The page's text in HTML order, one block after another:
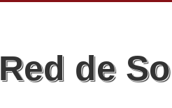
Red de